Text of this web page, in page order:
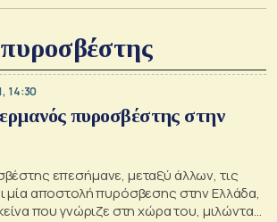
πυροσβέστης
14:30
πυροσβέστης στην
επεσήμανε, μεταξύ άλλων, τις
μία αποστολή πυρόσβεσης στην Ελλάδα,
που γνώριζε στη χώρα του, μιλώντας